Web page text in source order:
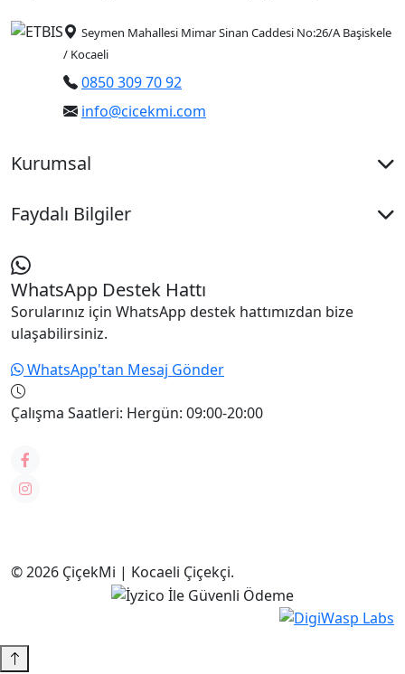
Seymen Mahallesi Mimar Sinan Caddesi No:26/A Başiskele
/ Kocaeli
0850 309 70 92
info@cicekmi.com
Kurumsal
Faydalı Bilgiler
WhatsApp Destek Hattı
Sorularınız için WhatsApp destek hattımızdan bize
ulaşabilirsiniz.
WhatsApp'tan Mesaj Gönder
Çalışma Saatleri: Hergün: 09:00-20:00
© 2026 ÇiçekMi | Kocaeli Çiçekçi.